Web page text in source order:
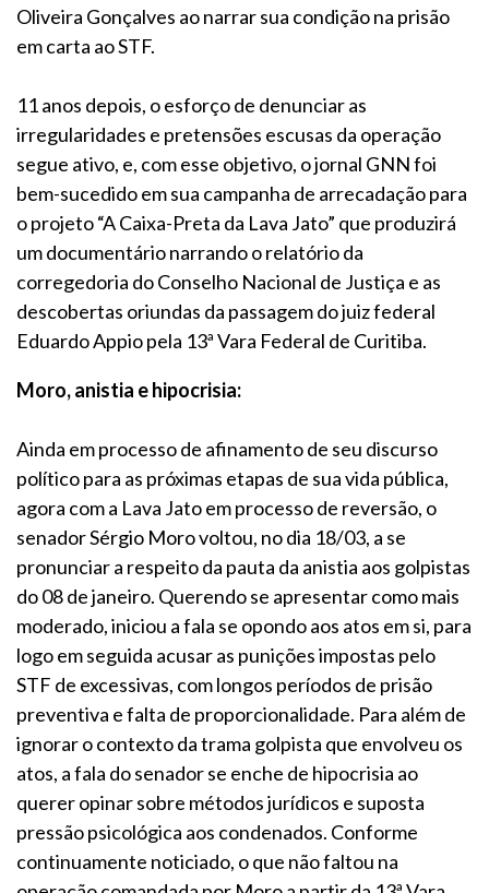
Oliveira Gonçalves ao narrar sua condição na prisão
em carta ao STF.
11 anos depois, o esforço de denunciar as
irregularidades e pretensões escusas da operação
segue ativo, e, com esse objetivo, o jornal GNN foi
bem-sucedido em sua campanha de arrecadação para
o projeto “A Caixa-Preta da Lava Jato” que produzirá
um documentário narrando o relatório da
corregedoria do Conselho Nacional de Justiça e as
descobertas oriundas da passagem do juiz federal
Eduardo Appio pela 13ª Vara Federal de Curitiba.
Moro, anistia e hipocrisia:
Ainda em processo de afinamento de seu discurso
político para as próximas etapas de sua vida pública,
agora com a Lava Jato em processo de reversão, o
senador Sérgio Moro voltou, no dia 18/03, a se
pronunciar a respeito da pauta da anistia aos golpistas
do 08 de janeiro. Querendo se apresentar como mais
moderado, iniciou a fala se opondo aos atos em si, para
logo em seguida acusar as punições impostas pelo
STF de excessivas, com longos períodos de prisão
preventiva e falta de proporcionalidade. Para além de
ignorar o contexto da trama golpista que envolveu os
atos, a fala do senador se enche de hipocrisia ao
querer opinar sobre métodos jurídicos e suposta
pressão psicológica aos condenados. Conforme
continuamente noticiado, o que não faltou na